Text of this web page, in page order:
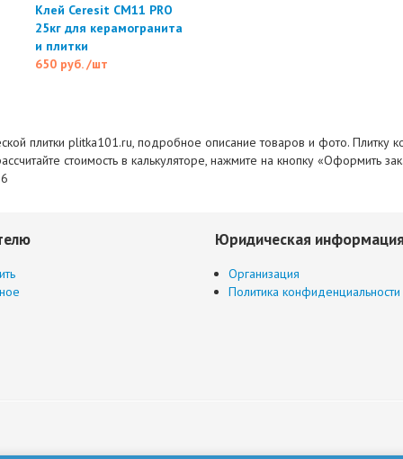
Клей Ceresit CM11 PRO
25кг для керамогранита
и плитки
650 руб./шт
плитки plitka101.ru, подробное описание товаров и фото. Плитку
стоимость в калькуляторе, нажмите на кнопку «Оформить
Юридическая
Организация
Политика конфиденциальности